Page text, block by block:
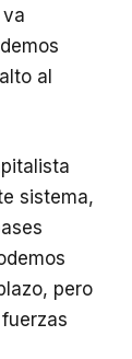
al
sistema,
pero